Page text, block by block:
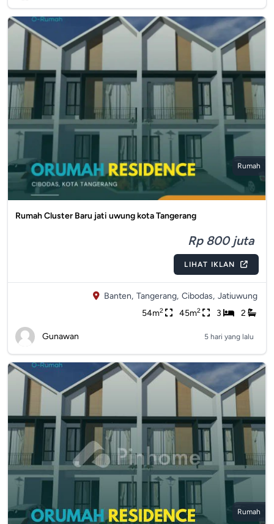
Rumah
Rumah Cluster Baru jati uwung kota Tangerang
Rp 800 juta
LIHAT IKLAN
Banten, Tangerang, Cibodas, Jatiuwung
54m2 45m2 3 2
Gunawan 5 hari yang lalu
Rumah